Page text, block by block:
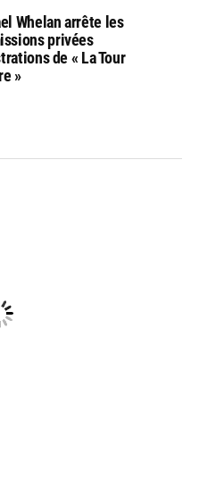
Whelan arrête les
privées
de « La Tour
»